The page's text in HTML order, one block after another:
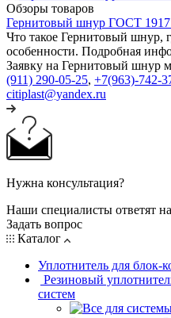
Обзоры товаров
Гернитовый шнур ГОСТ
Что такое Гернитовый шнур,
особенности. Подробная
Заявку на Гернитовый шнур
(911) 290-05-25, +7(963)-742-
citiplast@yandex.ru
Нужна консультация?
Наши специалисты ответят
Задать вопрос
Каталог
Уплотнитель для блок-
Резиновый
систем